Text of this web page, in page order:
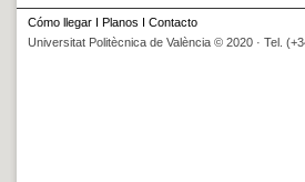
Cómo llegar I Planos I Contacto
Universitat Politècnica de València © 2020 · Tel.